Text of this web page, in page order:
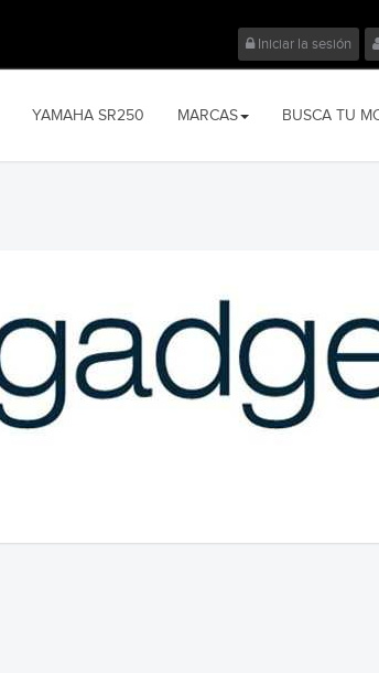
Iniciar la sesión
YAMAHA SR250 MARCAS BUSCA TU